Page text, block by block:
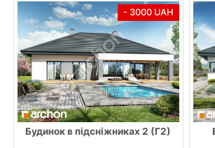
- 3000 UAH
Будинок в підсніжниках 2 (Г2)